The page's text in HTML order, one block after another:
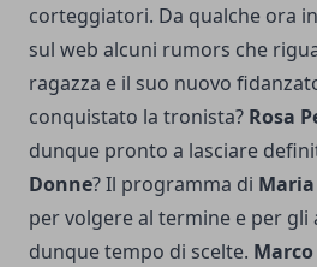
corteggiatori. Da qualche ora
sul web alcuni rumors che
ragazza e il suo nuovo
conquistato la tronista? Rosa
dunque pronto a lasciare
Donne? Il programma di
per volgere al termine e per
dunque tempo di scelte.